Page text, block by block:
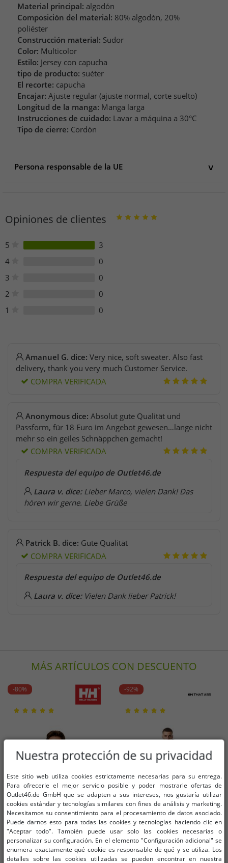
Material principal: algodón
Composición del material: 80% algodón, 20%
poliéster
Construcción material: Sudor
Color: Multicolor
Estilo: Jersey con capucha
tipo de producto: suéter
El recorte: capucha
Encajar: Ajuste regular (ajuste normal, corte suelto)
Longitud de la manga: Manga larga
Instrucciones de cuidado: Lavar a máquina a 30°C
Tipo de cierre: Cordón
Persona responsable de la UE
6404 Polling in Tirol
product@shvg.info
Opiniones de clientes
5
3
4
0
3
0
2
0
1
0
Amanuel G. dice: Very nice, soft sweater. Also fast
delivery, thank you very much Customer Service.
COMPRA VERIFICADA
Anonymous dice: Absolut gute Qualität und
Passform, für 18 Euro im Angebot gewesen…lange nicht
mehr so ein geiles Schnäppchen gemacht!
COMPRA VERIFICADA
Respuesta del equipo de Outlet46.de
Laura v. dice: Lieber Marco, vielen Dank! Das
hören wir gerne. Liebe Grüße
Patrick B. dice: Gute Qualität
COMPRA VERIFICADA
Respuesta del equipo de Outlet46.de
Laura v. dice: Vielen Dank lieber Patrick!
MÁS ARTÍCULOS CON DESCUENTO
-80%
Tallas disponibles
-92%
Tallas disponibles
Nuestra protección de su privacidad
Este sitio web utiliza cookies estrictamente necesarias para su entrega.
Para ofrecerle el mejor servicio posible y poder mostrarle ofertas de
Outlet46.de GmbH que se adapten a sus intereses, nos gustaría utilizar
cookies estándar y tecnologías similares con fines de análisis y marketing.
Necesitamos su consentimiento para el procesamiento de datos asociado.
Puede darnos esto para todas las cookies y tecnologías haciendo clic en
"Aceptar todo". También puede usar solo las cookies necesarias o
personalizar su configuración. En el elemento "Configuración adicional" se
enumera exactamente qué cookie es responsable de qué y se utiliza. Los
detalles sobre las cookies utilizadas se pueden encontrar en nuestra